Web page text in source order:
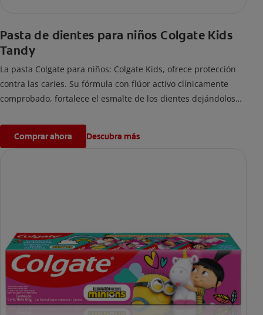
Pasta de dientes para niños Colgate Kids
Tandy
La pasta Colgate para niños: Colgate Kids, ofrece protección
contra las caries. Su fórmula con flúor activo clínicamente
comprobado, fortalece el esmalte de los dientes dejándolos
Comprar ahora Descubra más